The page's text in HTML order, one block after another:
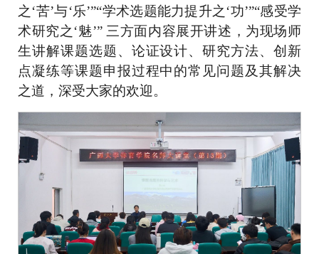
之‘苦’与‘乐’”“学术选题能力提升之‘功’”“感受学
术研究之‘魅’” 三方面内容展开讲述，为现场师
生讲解课题选题、论证设计、研究方法、创新
点凝练等课题申报过程中的常见问题及其解决
之道，深受大家的欢迎。